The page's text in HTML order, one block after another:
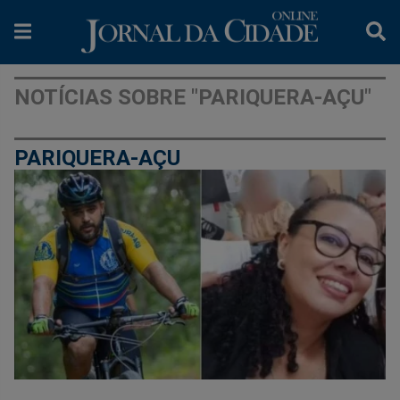
NOTÍCIAS SOBRE "PARIQUERA-AÇU"
PARIQUERA-AÇU